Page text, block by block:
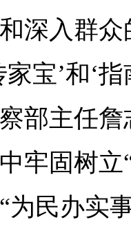
深入群
宝’和‘
部主任
牢固树
为民办实